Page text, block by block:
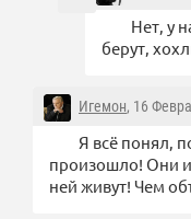
Нет, у
берут,
Игемон, 16
Я всё понял,
произошло! Они
ней живут! Чем